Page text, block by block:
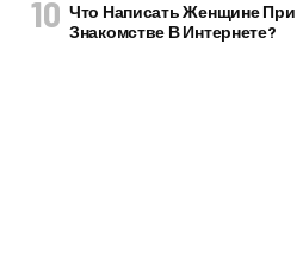
Что Написать Женщине При
Знакомстве В Интернете?